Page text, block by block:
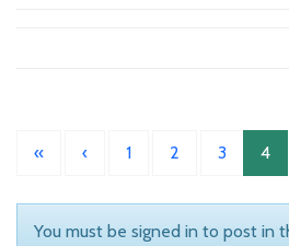
« ‹ 1 2 3 4
You must be signed in to post in